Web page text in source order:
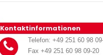
Kontaktinformationen
Telefon: +49 251 60 98
Fax +49 251 60 98 09-20